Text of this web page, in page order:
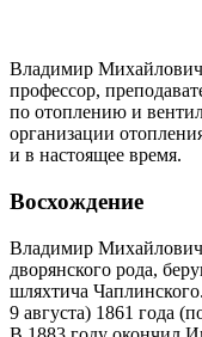
Владимир
профессор,
по отоплению и
организации
и в настоящее время.
Восхождение
Владимир
дворянского рода,
шляхтича
9 августа) 1861 года